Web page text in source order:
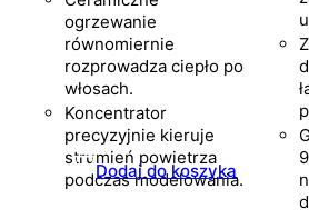
ogrzewanie
równomiernie
rozprowadza ciepło po
włosach.
Koncentrator
precyzyjnie kieruje
strumień powietrza
podczas modelowania.
Dodaj do koszyka